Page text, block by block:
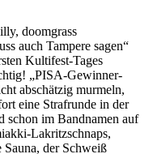
doomgrass
auch Tampere sagen“
Kultifest-Tages
„PISA-Gewinner-
abschätzig murmeln,
eine Strafrunde in der
schon im Bandnamen auf
Lakritzschnaps,
Sauna, der Schweiß